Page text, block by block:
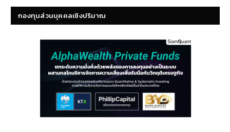
กองทุนส่วนบุคคลเชิงปริมาณ